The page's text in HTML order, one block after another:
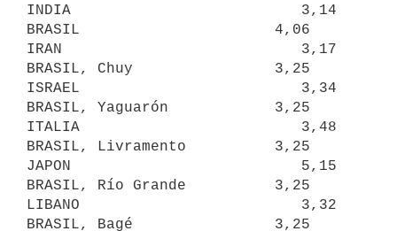
INDIA                          3,14
BRASIL                      4,06
IRAN                           3,17
BRASIL, Chuy                3,25
ISRAEL                         3,34
BRASIL, Yaguarón            3,25
ITALIA                         3,48
BRASIL, Livramento          3,25
JAPON                          5,15
BRASIL, Río Grande          3,25
LIBANO                         3,32
BRASIL, Bagé                3,25